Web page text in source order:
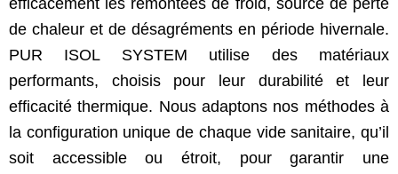
efficacement les remontées de froid, source de perte
de chaleur et de désagréments en période hivernale.
PUR ISOL SYSTEM utilise des matériaux
performants, choisis pour leur durabilité et leur
efficacité thermique. Nous adaptons nos méthodes à
la configuration unique de chaque vide sanitaire, qu’il
soit accessible ou étroit, pour garantir une